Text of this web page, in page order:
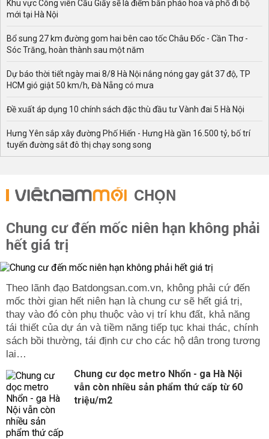
Khu vực Công viên Cầu Giấy sẽ là điểm bắn pháo hoa và phố đi bộ
mới tại Hà Nội
Bổ sung 27 km đường gom hai bên cao tốc Châu Đốc - Cần Thơ -
Sóc Trăng, hoàn thành sau một năm
Dự báo thời tiết ngày mai 8/8 Hà Nội nắng nóng gay gắt 37 độ, TP
HCM gió giật 50 km/h, Đà Nẵng có mưa
Đề xuất áp dụng 10 chính sách đặc thù đầu tư Vành đai 5 Hà Nội
Hưng Yên sắp xây đường Phố Hiến - Hưng Hà gần 16.500 tỷ, bố trí
tuyến đường sắt đô thị chạy song song
CHỌN
Chung cư đến mốc niên hạn không phải
hết giá trị
Theo lãnh đạo Batdongsan.com.vn, không phải cứ đến
mốc thời gian hết niên hạn là chung cư sẽ hết giá trị,
thay vào đó còn phụ thuộc vào vị trí khu đất, khả năng
tái thiết của dự án và tiềm năng tiếp tục khai thác, chính
sách bồi thường, tái định cư cho các hộ dân trong tương
lai…
Chung cư dọc metro Nhổn - ga Hà Nội
vẫn còn nhiều sản phẩm thứ cấp từ 60
triệu/m2